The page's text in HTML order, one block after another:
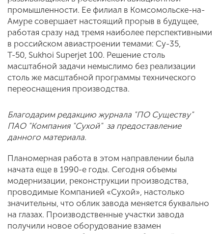
промышленности. Ее филиал в Комсомольске-на-
Амуре совершает настоящий прорыв в будущее,
работая сразу над тремя наиболее перспективными
в российском авиастроении темами: Су-35,
Т-50, Sukhoi Superjet 100. Решение столь
масштабной задачи немыслимо без реализации
столь же масштабной программы технического
переоснащения производства.
Благодарим редакцию журнала "ПО Существу"
ПАО "Компания "Сухой" за предоставление
данного материала.
Планомерная работа в этом направлении была
начата еще в 1990-е годы. Сегодня объемы
модернизации, реконструкции производства,
проводимые Компанией «Сухой», настолько
значительны, что облик завода меняется буквально
на глазах. Производственные участки завода
получили новое оборудование взамен